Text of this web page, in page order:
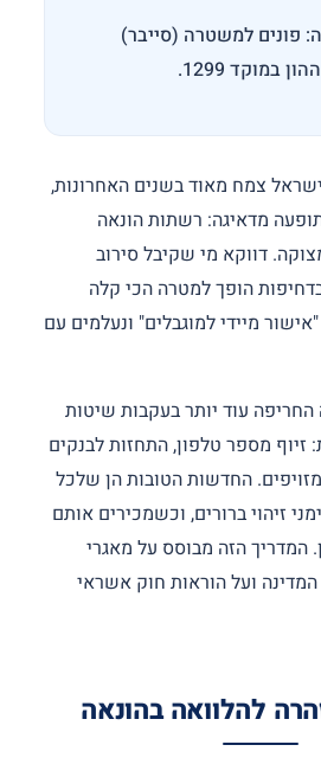
פונים למשטרה (סייבר)
במוקד 1299.
צמח מאוד בשנים האחרונות,
מדאיגה: רשתות הונאה
דווקא מי שקיבל סירוב
הופך למטרה הכי קלה
מיידי למוגבלים" ונעלמים עם
התופעה החריפה עוד יותר בעקבות שיטות
זיוף מספר טלפון, התחזות לבנקים
החדשות הטובות הן שלכל
זיהוי ברורים, וכשמכירים אותם
המדריך הזה מבוסס על מאגרי
ועל הוראות חוק אשראי